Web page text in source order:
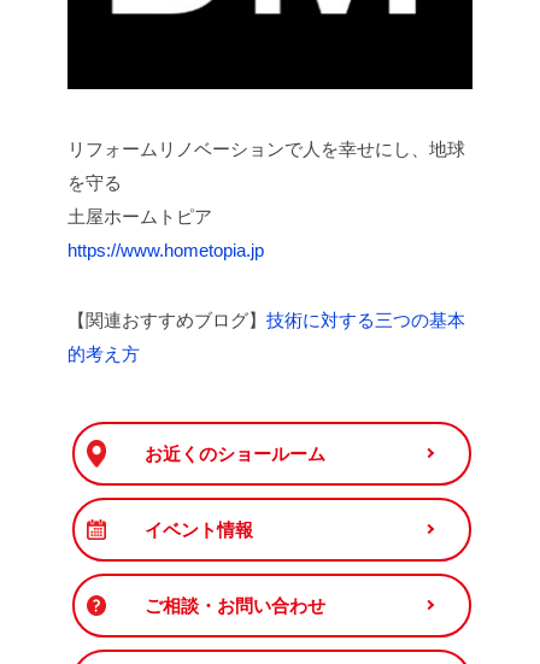
リフォームリノベーションで人を幸せにし、地球
を守る
土屋ホームトピア
https://www.hometopia.jp
【関連おすすめブログ】 技術に対する三つの基本
的考え方
お近くのショールーム
イベント情報
ご相談・お問い合わせ